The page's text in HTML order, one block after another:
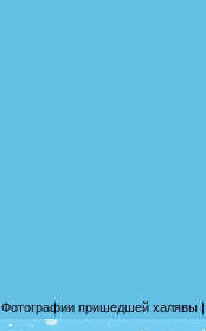
Фотографии пришедшей халявы |